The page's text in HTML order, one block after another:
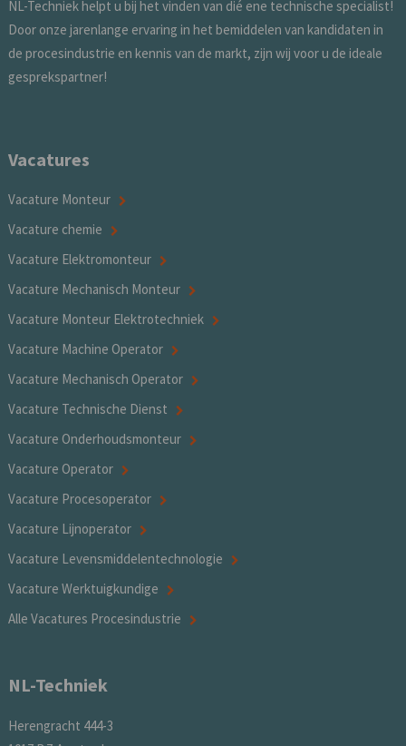
NL-Techniek helpt u bij het vinden van dié ene technische specialist!
Door onze jarenlange ervaring in het bemiddelen van kandidaten in
de procesindustrie en kennis van de markt, zijn wij voor u de ideale
gesprekspartner!
Vacatures
Vacature Monteur
Vacature chemie
Vacature Elektromonteur
Vacature Mechanisch Monteur
Vacature Monteur Elektrotechniek
Vacature Machine Operator
Vacature Mechanisch Operator
Vacature Technische Dienst
Vacature Onderhoudsmonteur
Vacature Operator
Vacature Procesoperator
Vacature Lijnoperator
Vacature Levensmiddelentechnologie
Vacature Werktuigkundige
Alle Vacatures Procesindustrie
NL-Techniek
Herengracht 444-3